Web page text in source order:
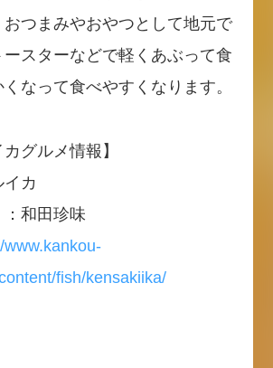
つまみやおやつとして地元で
ースターなどで軽くあぶって食
なって食べやすくなります。
グルメ情報】
カ
和田珍味
www.kankou-
fish/kensakiika/